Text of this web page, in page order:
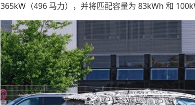
365kW（496 马力），并将匹配容量为 83kWh 和